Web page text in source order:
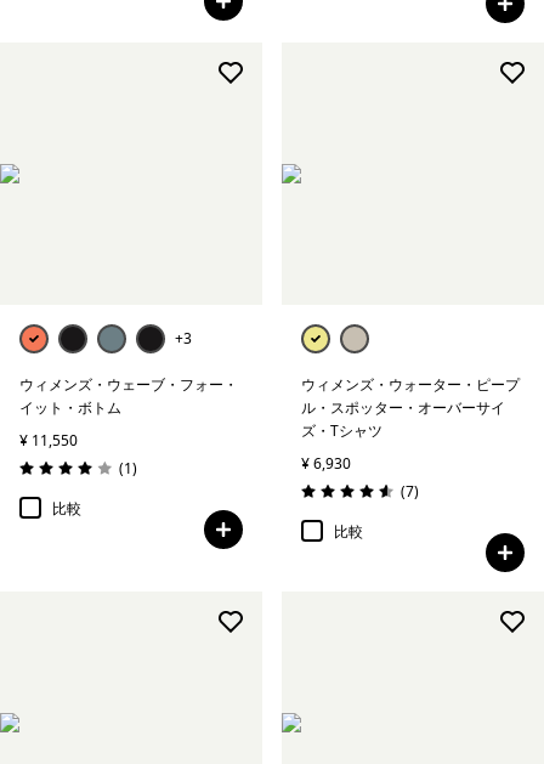
+3
ウィメンズ・ウェーブ・フォー・
イット・ボトム
¥ 11,550
評価: 4.0 / 5
(1レビュー
)
比較
ウィメンズ・ウォーター・ピープ
ル・スポッター・オーバーサイ
ズ・Tシャツ
¥ 6,930
評価: 4.6 / 5
(7レビュー
)
比較